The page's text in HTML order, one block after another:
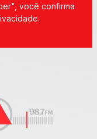
você confirma